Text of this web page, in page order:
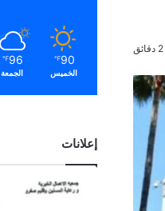
90
℉
الخميس
96
℉
الجمعة
إعلانات